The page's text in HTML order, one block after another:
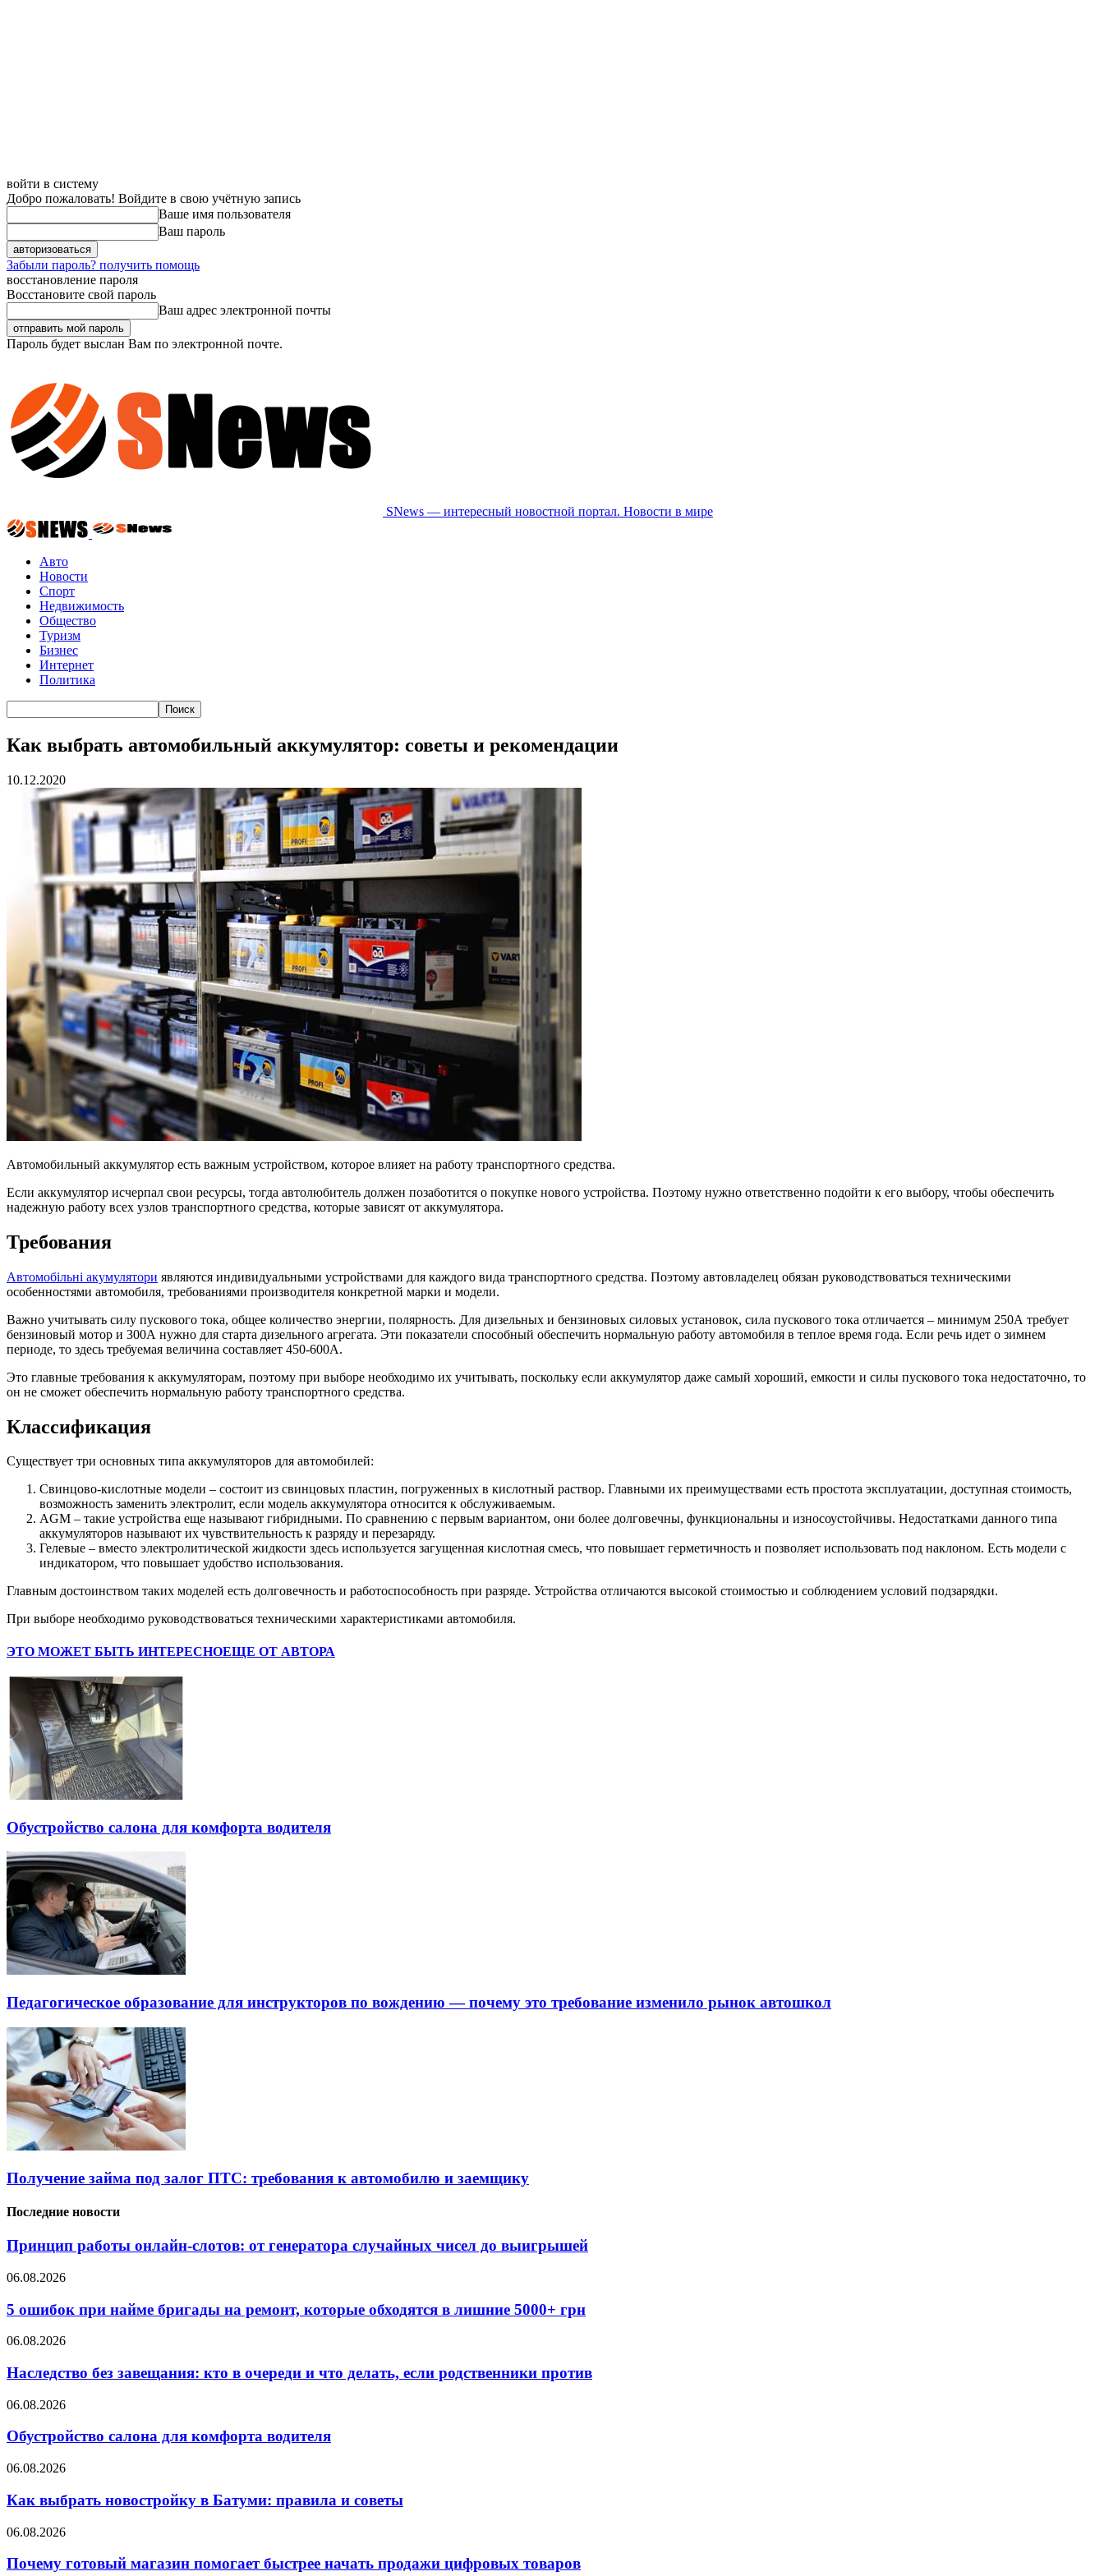
войти в систему
Добро пожаловать! Войдите в свою учётную запись
Ваше имя пользователя
Ваш пароль
Забыли пароль? получить помощь
восстановление пароля
Восстановите свой пароль
Ваш адрес электронной почты
Пароль будет выслан Вам по электронной почте.
SNews — интересный новостной портал. Новости в мире
Авто
Новости
Спорт
Недвижимость
Общество
Туризм
Бизнес
Интернет
Политика
Как выбрать автомобильный аккумулятор: советы и рекомендации
10.12.2020
Автомобильный аккумулятор есть важным устройством, которое влияет на работу транспортного средства.
Если аккумулятор исчерпал свои ресурсы, тогда автолюбитель должен позаботится о покупке нового устройства. Поэтому нужно ответственно подойти к его выбору, чтобы обеспечить
надежную работу всех узлов транспортного средства, которые зависят от аккумулятора.
Требования
Автомобільні акумулятори являются индивидуальными устройствами для каждого вида транспортного средства. Поэтому автовладелец обязан руководствоваться техническими
особенностями автомобиля, требованиями производителя конкретной марки и модели.
Важно учитывать силу пускового тока, общее количество энергии, полярность. Для дизельных и бензиновых силовых установок, сила пускового тока отличается – минимум 250А требует
бензиновый мотор и 300А нужно для старта дизельного агрегата. Эти показатели способный обеспечить нормальную работу автомобиля в теплое время года. Если речь идет о зимнем
периоде, то здесь требуемая величина составляет 450-600А.
Это главные требования к аккумуляторам, поэтому при выборе необходимо их учитывать, поскольку если аккумулятор даже самый хороший, емкости и силы пускового тока недостаточно, то
он не сможет обеспечить нормальную работу транспортного средства.
Классификация
Существует три основных типа аккумуляторов для автомобилей:
Свинцово-кислотные модели – состоит из свинцовых пластин, погруженных в кислотный раствор. Главными их преимуществами есть простота эксплуатации, доступная стоимость,
возможность заменить электролит, если модель аккумулятора относится к обслуживаемым.
AGM – такие устройства еще называют гибридными. По сравнению с первым вариантом, они более долговечны, функциональны и износоустойчивы. Недостатками данного типа
аккумуляторов называют их чувствительность к разряду и перезаряду.
Гелевые – вместо электролитической жидкости здесь используется загущенная кислотная смесь, что повышает герметичность и позволяет использовать под наклоном. Есть модели с
индикатором, что повышает удобство использования.
Главным достоинством таких моделей есть долговечность и работоспособность при разряде. Устройства отличаются высокой стоимостью и соблюдением условий подзарядки.
При выборе необходимо руководствоваться техническими характеристиками автомобиля.
ЭТО МОЖЕТ БЫТЬ ИНТЕРЕСНОЕЩЕ ОТ АВТОРА
Обустройство салона для комфорта водителя
Педагогическое образование для инструкторов по вождению — почему это требование изменило рынок автошкол
Получение займа под залог ПТС: требования к автомобилю и заемщику
Последние новости
Принцип работы онлайн-слотов: от генератора случайных чисел до выигрышей
06.08.2026
5 ошибок при найме бригады на ремонт, которые обходятся в лишние 5000+ грн
06.08.2026
Наследство без завещания: кто в очереди и что делать, если родственники против
06.08.2026
Обустройство салона для комфорта водителя
06.08.2026
Как выбрать новостройку в Батуми: правила и советы
06.08.2026
Почему готовый магазин помогает быстрее начать продажи цифровых товаров